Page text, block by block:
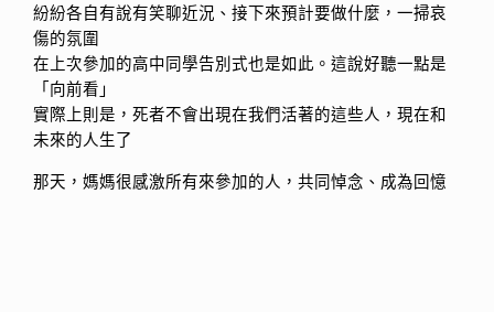
紛紛各自有說有笑聊近況、接下來預計要做什麼，一掃哀
傷的氛圍
在上次參加的高中同學告別式也是如此。這說好聽一點是
「向前看」
實際上則是，死者不會出現在我們活著的這些人，現在和
未來的人生了
那天，媽媽很感激所有來參加的人，共同悼念、成為回憶